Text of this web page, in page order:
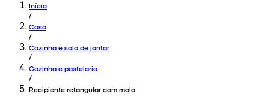
Início
/
Casa
/
Cozinha e sala de jantar
/
Cozinha e pastelaria
/
Recipiente retangular com mola